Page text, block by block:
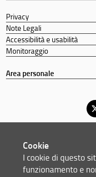
Privacy
Note Legali
Accessibilità e usabilità
Monitoraggio
Area personale
© Copyright 2012-
Cookie
I cookie di questo
funzionamento e